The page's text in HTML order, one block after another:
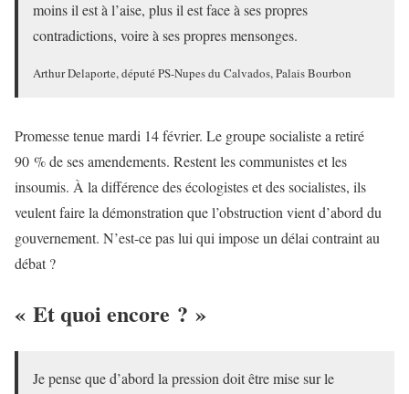
moins il est à l’aise, plus il est face à ses propres
contradictions, voire à ses propres mensonges.
Arthur Delaporte, député PS-Nupes du Calvados, Palais Bourbon
Promesse tenue mardi 14 février. Le groupe socialiste a retiré
90 % de ses amendements. Restent les communistes et les
insoumis. À la différence des écologistes et des socialistes, ils
veulent faire la démonstration que l’obstruction vient d’abord du
gouvernement. N’est-ce pas lui qui impose un délai contraint au
débat ?
« Et quoi encore ? »
Je pense que d’abord la pression doit être mise sur le